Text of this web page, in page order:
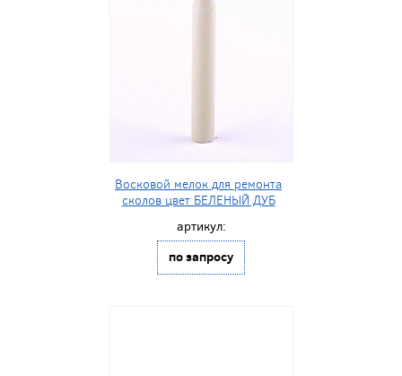
Восковой мелок для ремонта
сколов цвет БЕЛЕНЫЙ ДУБ
артикул:
по запросу